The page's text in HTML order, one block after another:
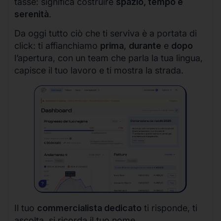
serenità.
Da oggi tutto ciò che ti serviva è a portata di
click: ti affianchiamo prima, durante e dopo
l’apertura, con un team che parla la tua lingua,
capisce il tuo lavoro e ti mostra la strada.
Il tuo commercialista dedicato ti risponde, ti